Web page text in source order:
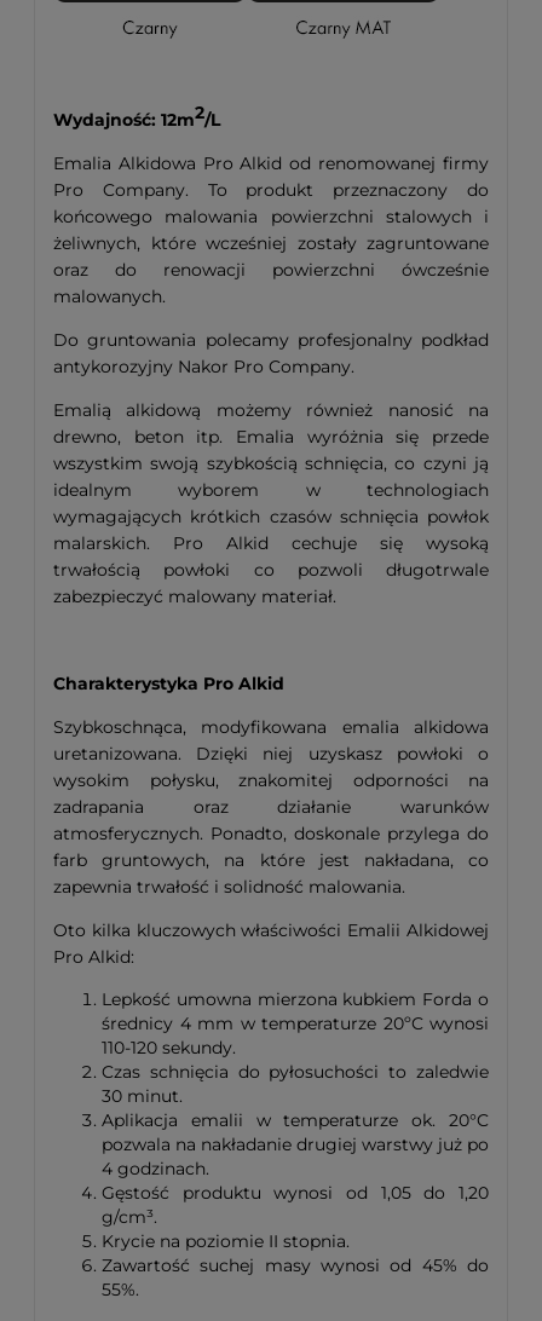
Wydajność: 12m2/L
Emalia Alkidowa Pro Alkid od renomowanej firmy
Pro Company. To produkt przeznaczony do
końcowego malowania powierzchni stalowych i
żeliwnych, które wcześniej zostały zagruntowane
oraz do renowacji powierzchni ówcześnie
malowanych.
Do gruntowania polecamy profesjonalny podkład
antykorozyjny Nakor Pro Company.
Emalią alkidową możemy również nanosić na
drewno, beton itp. Emalia wyróżnia się przede
wszystkim swoją szybkością schnięcia, co czyni ją
idealnym wyborem w technologiach
wymagających krótkich czasów schnięcia powłok
malarskich. Pro Alkid cechuje się wysoką
trwałością powłoki co pozwoli długotrwale
zabezpieczyć malowany materiał.
Charakterystyka Pro Alkid
Szybkoschnąca, modyfikowana emalia alkidowa
uretanizowana. Dzięki niej uzyskasz powłoki o
wysokim połysku, znakomitej odporności na
zadrapania oraz działanie warunków
atmosferycznych. Ponadto, doskonale przylega do
farb gruntowych, na które jest nakładana, co
zapewnia trwałość i solidność malowania.
Oto kilka kluczowych właściwości Emalii Alkidowej
Pro Alkid:
Lepkość umowna mierzona kubkiem Forda o
średnicy 4 mm w temperaturze 20ºC wynosi
110-120 sekundy.
Czas schnięcia do pyłosuchości to zaledwie
30 minut.
Aplikacja emalii w temperaturze ok. 20°C
pozwala na nakładanie drugiej warstwy już po
4 godzinach.
Gęstość produktu wynosi od 1,05 do 1,20
g/cm³.
Krycie na poziomie II stopnia.
Zawartość suchej masy wynosi od 45% do
55%.